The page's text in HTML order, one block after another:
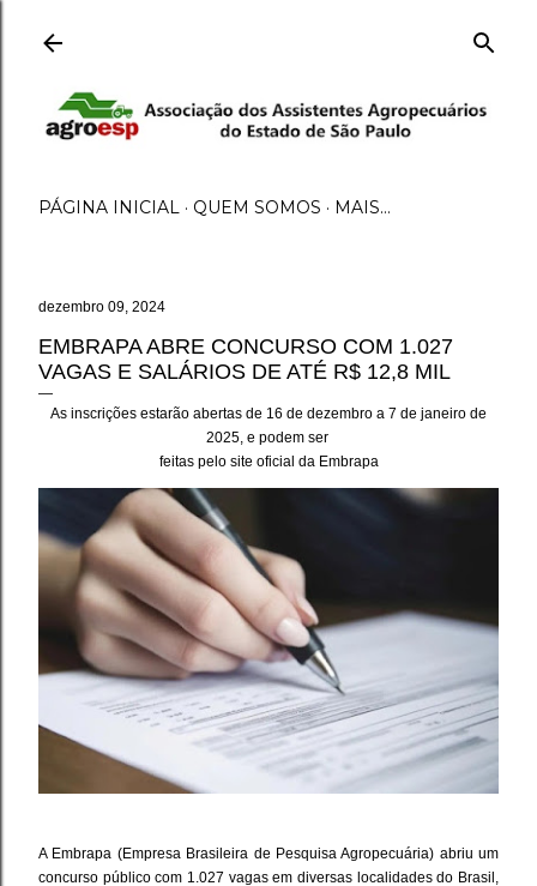
PÁGINA INICIAL QUEM SOMOS MAIS…
dezembro 09, 2024
EMBRAPA ABRE CONCURSO COM 1.027
VAGAS E SALÁRIOS DE ATÉ R$ 12,8 MIL
As inscrições estarão abertas de 16 de dezembro a 7 de janeiro de
2025, e podem ser
feitas pelo site oficial da Embrapa
A Embrapa (Empresa Brasileira de Pesquisa Agropecuária) abriu um
concurso público com 1.027 vagas em diversas localidades do Brasil,